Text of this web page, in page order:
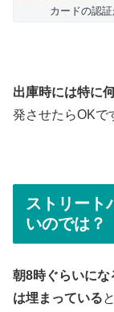
カードの認
出庫時には特に
発させたらOKで
ストリート
いのでは？
朝8時ぐらいに
は埋まっている